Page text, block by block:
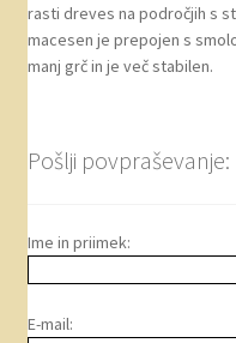
rasti dreves na področjih s
macesen je prepojen s
manj grč in je več stabilen.
Pošlji povpraševanje:
Ime in priimek:
E-mail: